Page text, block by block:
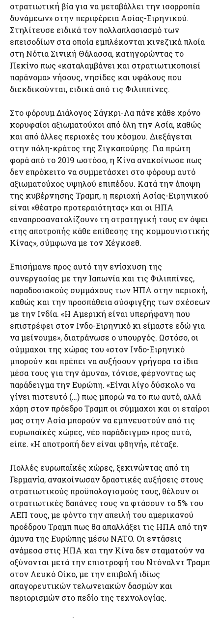
στρατιωτική βία για να μεταβάλλει την ισορροπία
δυνάμεων» στην περιφέρεια Ασίας-Ειρηνικού.
Στηλίτευσε ειδικά τον πολλαπλασιασμό των
επεισοδίων στα οποία εμπλέκονται κινεζικά πλοία
στη Νότια Σινική Θάλασσα, κατηγορώντας το
Πεκίνο πως «καταλαμβάνει και στρατιωτικοποιεί
παράνομα» νήσους, νησίδες και υφάλους που
διεκδικούνται, ειδικά από τις Φιλιππίνες.
Στο φόρουμ Διάλογος Σάγκρι-Λα πάνε κάθε χρόνο
κορυφαίοι αξιωματούχοι από όλη την Ασία, καθώς
και από άλλες περιοχές του κόσμου. Διεξάγεται
στην πόλη-κράτος της Σιγκαπούρης. Για πρώτη
φορά από το 2019 ωστόσο, η Κίνα ανακοίνωσε πως
δεν επρόκειτο να συμμετάσχει στο φόρουμ αυτό
αξιωματούχος υψηλού επιπέδου. Κατά την άποψη
της κυβέρνησης Τραμπ, η περιοχή Ασίας-Ειρηνικού
είναι «θέατρο προτεραιότητας» και οι ΗΠΑ
«αναπροσανατολίζουν» τη στρατηγική τους εν όψει
«της αποτροπής κάθε επίθεσης της κομμουνιστικής
Κίνας», σύμφωνα με τον Χέγκσεθ.
Επισήμανε προς αυτό την ενίσχυση της
συνεργασίας με την Ιαπωνία και τις Φιλιππίνες,
παραδοσιακούς συμμάχους των ΗΠΑ στην περιοχή,
καθώς και την προσπάθεια σύσφιγξης των σχέσεων
με την Ινδία. «Η Αμερική είναι υπερήφανη που
επιστρέφει στον Ινδο-Ειρηνικό κι είμαστε εδώ για
να μείνουμε», διατράνωσε ο υπουργός. Ωστόσο, οι
σύμμαχοι της χώρας του «στον Ινδο-Ειρηνικό
μπορούν και πρέπει να αυξήσουν γρήγορα τα ίδια
μέσα τους για την άμυνα», τόνισε, φέρνοντας ως
παράδειγμα την Ευρώπη. «Είναι λίγο δύσκολο να
γίνει πιστευτό (…) πως μπορώ να το πω αυτό, αλλά
χάρη στον πρόεδρο Τραμπ οι σύμμαχοι και οι εταίροι
μας στην Ασία μπορούν να εμπνευστούν από τις
ευρωπαϊκές χώρες, νέο παράδειγμα» προς αυτό,
είπε. «Η αποτροπή δεν είναι φθηνή», πέταξε.
Πολλές ευρωπαϊκές χώρες, ξεκινώντας από τη
Γερμανία, ανακοίνωσαν δραστικές αυξήσεις στους
στρατιωτικούς προϋπολογισμούς τους, θέλουν οι
στρατιωτικές δαπάνες τους να φτάσουν το 5% του
ΑΕΠ τους, με φόντο την απειλή του αμερικανού
προέδρου Τραμπ πως θα απαλλάξει τις ΗΠΑ από την
άμυνα της Ευρώπης μέσω NATO. Οι εντάσεις
ανάμεσα στις ΗΠΑ και την Κίνα δεν σταματούν να
οξύνονται μετά την επιστροφή του Ντόναλντ Τραμπ
στον Λευκό Οίκο, με την επιβολή ιδίως
απαγορευτικών τελωνειακών δασμών και
περιορισμών στο πεδίο της τεχνολογίας.